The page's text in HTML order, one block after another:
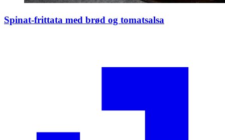
Spinat-frittata med brød og tomatsalsa